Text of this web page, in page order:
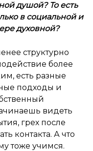
душой? То есть
в социальной и
духовной?
структурно
более
есть разные
подходы и
видеть
грех после
контакта. А что
тоже учимся.